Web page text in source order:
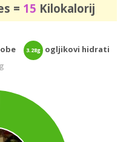
= 15 Kilokalorij
3.28g
ogljikovi hidrati